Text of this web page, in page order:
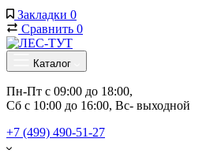
Закладки 0
Сравнить 0
Каталог
Пн-Пт с 09:00 до 18:00,
Сб с 10:00 до 16:00, Вс- выходной
+7 (499) 490-51-27